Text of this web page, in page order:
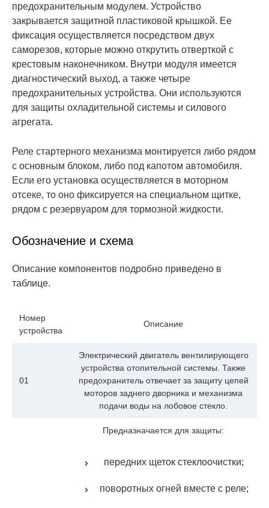
предохранительным модулем. Устройство
закрывается защитной пластиковой крышкой. Ее
фиксация осуществляется посредством двух
саморезов, которые можно открутить отверткой с
крестовым наконечником. Внутри модуля имеется
диагностический выход, а также четыре
предохранительных устройства. Они используются
для защиты охладительной системы и силового
агрегата.
Реле стартерного механизма монтируется либо рядом
с основным блоком, либо под капотом автомобиля.
Если его установка осуществляется в моторном
отсеке, то оно фиксируется на специальном щитке,
рядом с резервуаром для тормозной жидкости.
Обозначение и схема
Описание компонентов подробно приведено в
таблице.
Номер
устройства
Описание
01
Электрический двигатель вентилирующего
устройства отопительной системы. Также
предохранитель отвечает за защиту цепей
моторов заднего дворника и механизма
подачи воды на лобовое стекло.
Предназначается для защиты:
передних щеток стеклоочистки;
поворотных огней вместе с реле;